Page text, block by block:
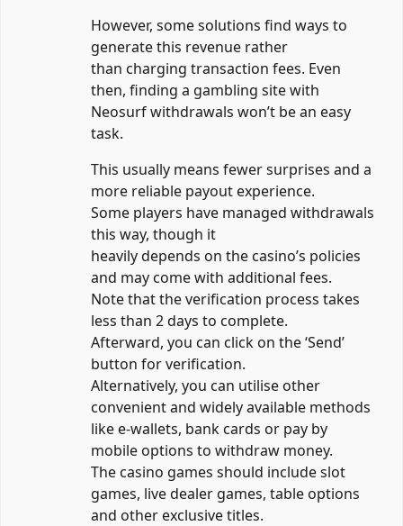
However, some solutions find ways to
generate this revenue rather
than charging transaction fees. Even
then, finding a gambling site with
Neosurf withdrawals won’t be an easy
task.
This usually means fewer surprises and a
more reliable payout experience.
Some players have managed withdrawals
this way, though it
heavily depends on the casino’s policies
and may come with additional fees.
Note that the verification process takes
less than 2 days to complete.
Afterward, you can click on the ‘Send’
button for verification.
Alternatively, you can utilise other
convenient and widely available methods
like e-wallets, bank cards or pay by
mobile options to withdraw money.
The casino games should include slot
games, live dealer games, table options
and other exclusive titles.